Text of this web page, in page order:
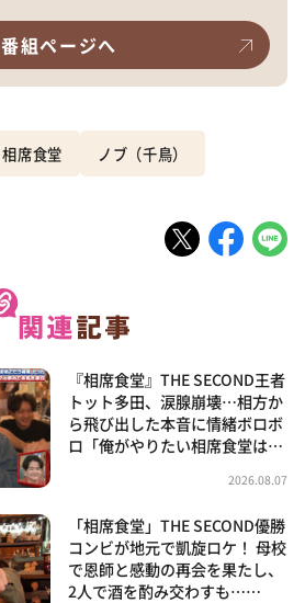
番組ページへ
相席食堂 ノブ（千鳥）
『相席食堂』THE SECOND王者
トット多田、涙腺崩壊…相方か
ら飛び出した本音に情緒ボロボ
ロ「俺がやりたい相席食堂は…
2026.08.07
「相席食堂」THE SECOND優勝
コンビが地元で凱旋ロケ！ 母校
で恩師と感動の再会を果たし、
2人で酒を酌み交わすも……